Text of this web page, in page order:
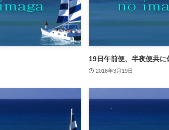
19日午前便、半夜便共に
2016年3月19日